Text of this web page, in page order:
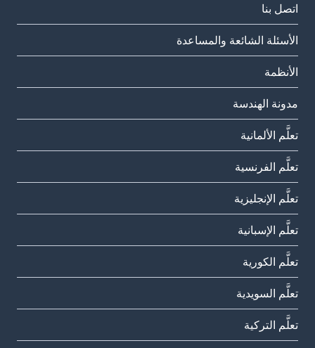
اتصل بنا
الأسئلة الشائعة والمساعدة
الأنظمة
مدونة الهندسة
تعلَّم الألمانية
تعلَّم الفرنسية
تعلَّم الإنجليزية
تعلَّم الإسبانية
تعلَّم الكورية
تعلَّم السويدية
تعلَّم التركية